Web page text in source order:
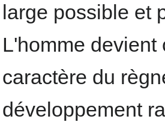
large possible et
L'homme devient
caractère du
développement